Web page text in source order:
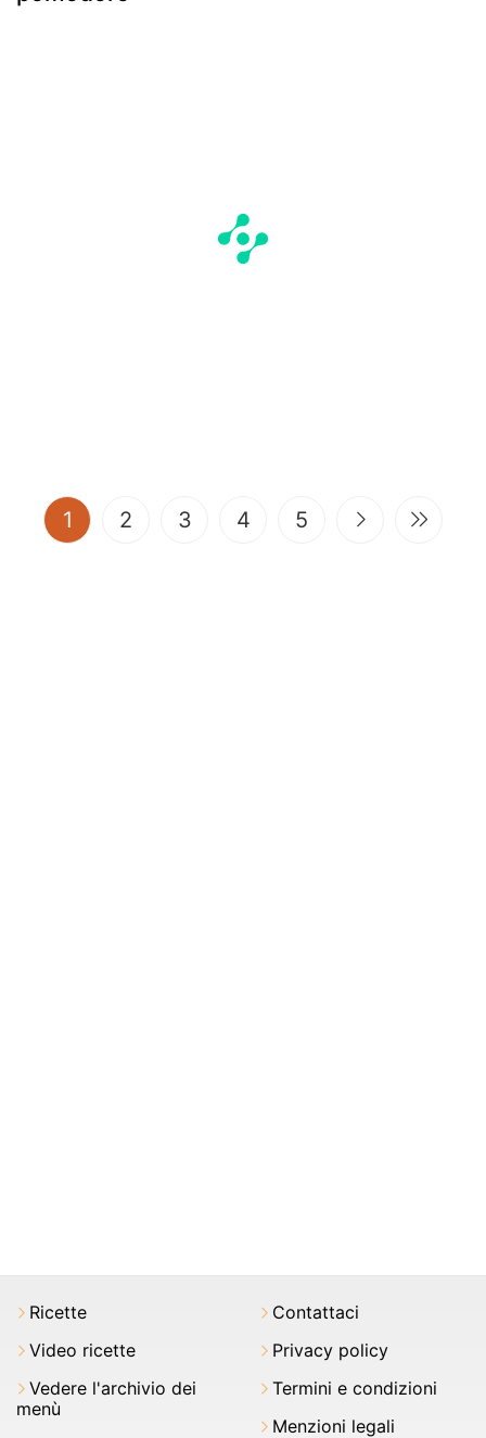
1 (current)
2 3 4 5
Ricette
Video ricette
Vedere l'archivio dei
menù
Contattaci
Privacy policy
Termini e condizioni
Menzioni legali